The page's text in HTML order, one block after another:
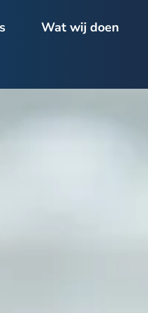
Wat wij doen